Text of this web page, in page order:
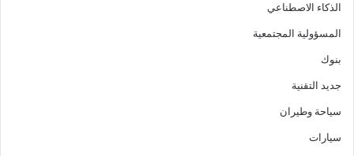
الذكاء الاصطناعي
المسؤولية المجتمعية
بنوك
جديد التقنية
سياحة وطيران
سيارات